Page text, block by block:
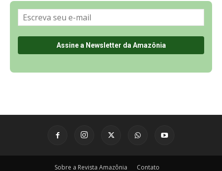
Política de Privacidade, LGPD e RGPD
Últimas Notícias
🌎 Español
©